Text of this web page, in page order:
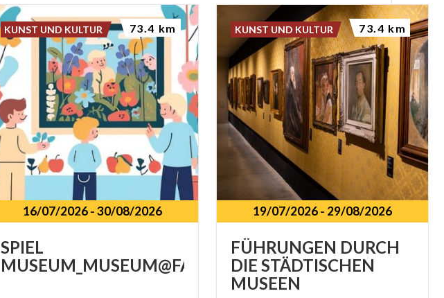
16/07/2026-30/08/2026
SPIEL
MUSEUM_MUSEUM@FAMILIE
KUNST UND KULTUR 73.4 km
19/07/2026- 29/08/2026
FÜHRUNGEN DURCH
DIE STÄDTISCHEN
MUSEEN
KUNST UND KULTUR 73.4 km